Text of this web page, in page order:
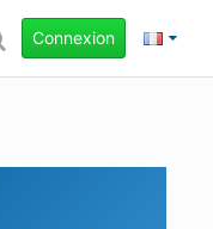
Connexion